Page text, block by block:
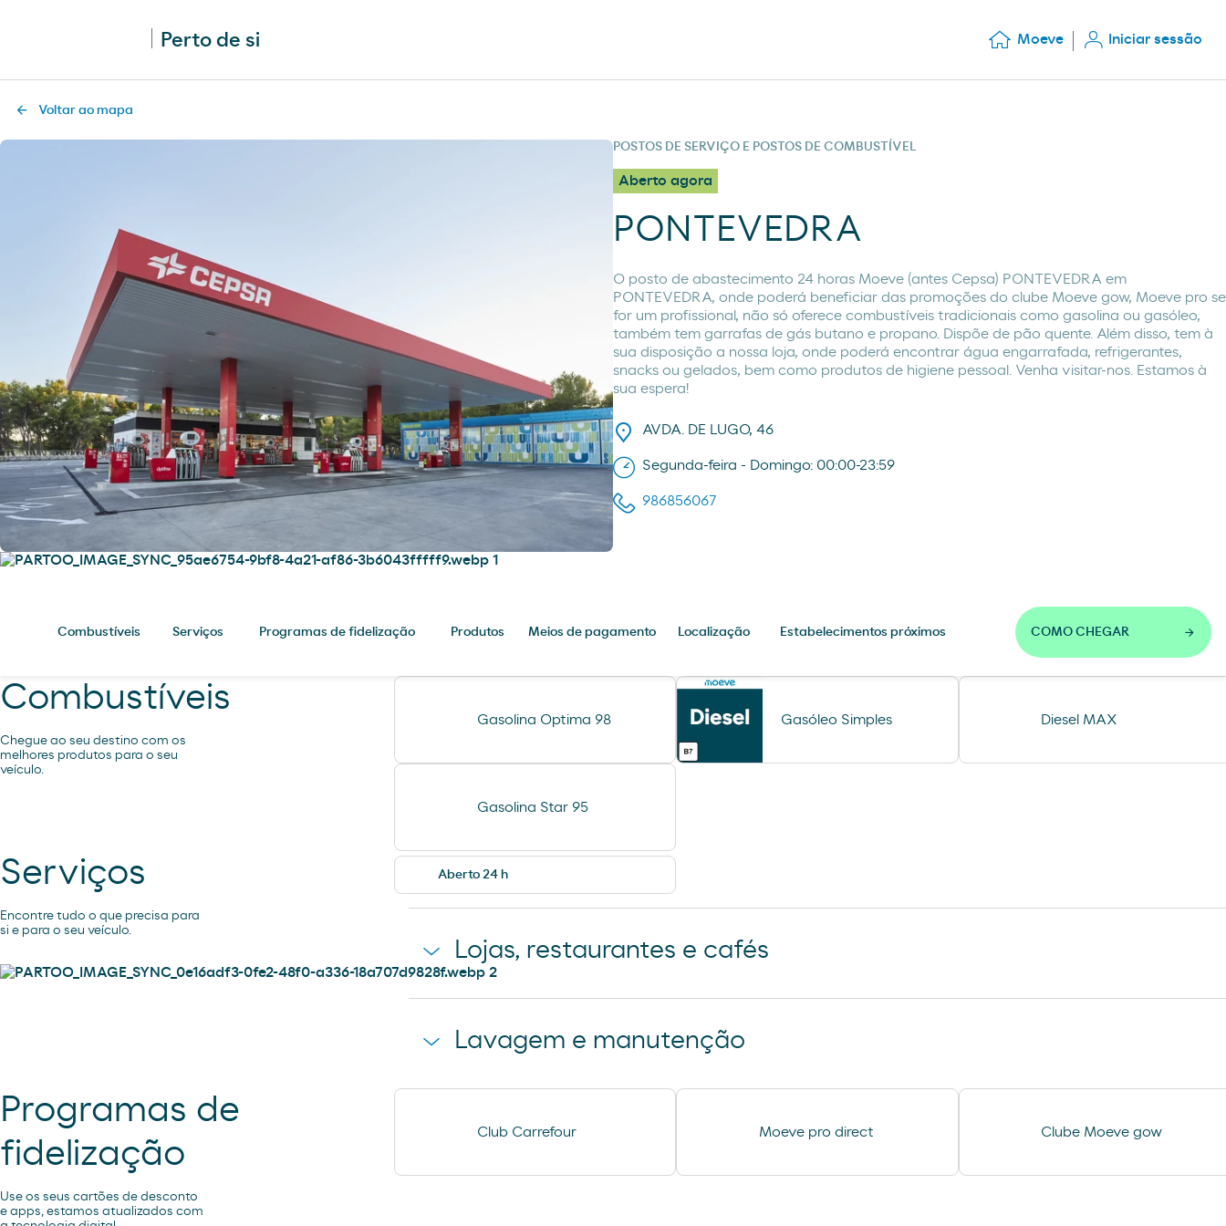
Perto de si Moeve Iniciar sessão
Voltar ao mapa
POSTOS DE SERVIÇO E POSTOS DE COMBUSTÍVEL
Aberto agora
PONTEVEDRA
O posto de abastecimento 24 horas Moeve (antes Cepsa) PONTEVEDRA em
PONTEVEDRA, onde poderá beneficiar das promoções do clube Moeve gow, Moeve pro se
for um profissional, não só oferece combustíveis tradicionais como gasolina ou gasóleo,
também tem garrafas de gás butano e propano. Dispõe de pão quente. Além disso, tem à
sua disposição a nossa loja, onde poderá encontrar água engarrafada, refrigerantes,
snacks ou gelados, bem como produtos de higiene pessoal. Venha visitar-nos. Estamos à
sua espera!
AVDA. DE LUGO, 46
Segunda-feira - Domingo: 00:00-23:59
986856067
Combustíveis Serviços Programas de fidelização Produtos Meios de pagamento Localização Estabelecimentos próximos COMO CHEGAR
Combustíveis
Chegue ao seu destino com os
melhores produtos para o seu
veículo.
Gasolina Optima 98 Gasóleo Simples Diesel MAX
Gasolina Star 95
Serviços
Encontre tudo o que precisa para
si e para o seu veículo.
Aberto 24 h
Lojas, restaurantes e cafés
Lavagem e manutenção
Lavagem Automática de
Programas de
fidelização
Use os seus cartões de desconto
e apps, estamos atualizados com
Club Carrefour Moeve pro direct Clube Moeve gow